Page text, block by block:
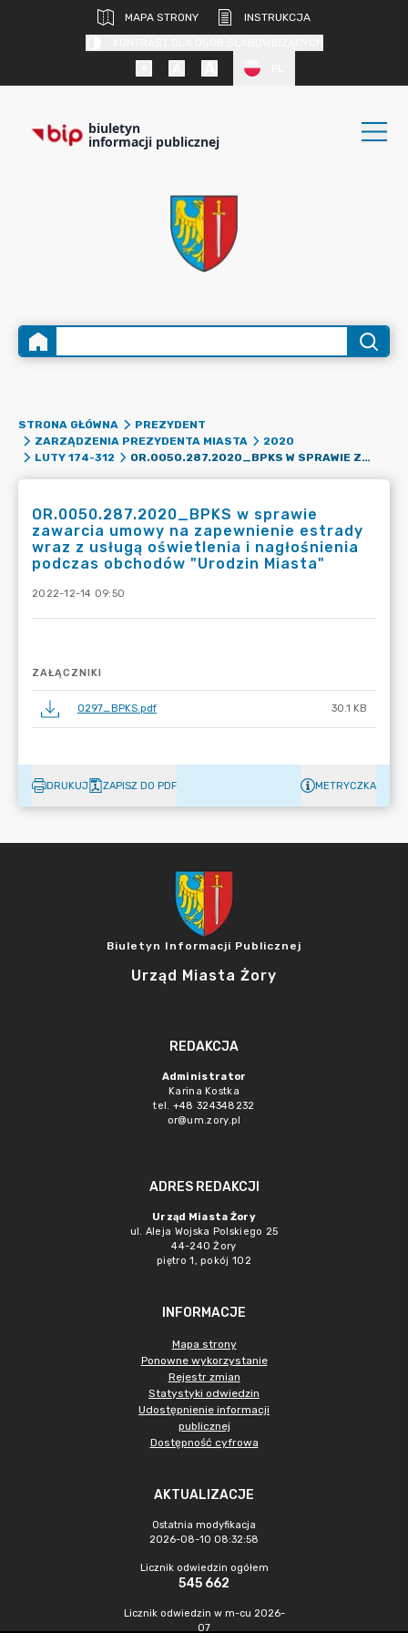
MAPA STRONY
INSTRUKCJA
biuletyn
informacji publicznej
STRONA GŁÓWNA
PREZYDENT
ZARZĄDZENIA PREZYDENTA MIASTA
2020
LUTY 174-312
OR.0050.287.2020_BPKS W SPRAWIE ZAWARCIA UMOWY NA ZAPEWNIENIE ESTRADY WRAZ Z USŁUGĄ OŚWIETLENIA I NAGŁOŚNIENIA PODCZAS OBCHODÓW "URODZIN MIASTA"
OR.0050.287.2020_BPKS w sprawie
zawarcia umowy na zapewnienie estrady
wraz z usługą oświetlenia i nagłośnienia
podczas obchodów "Urodzin Miasta"
2022-12-14 09:50
ZAŁĄCZNIKI
0297_BPKS.pdf 30.1 KB
DRUKUJ ZAPISZ DO PDF METRYCZKA
Biuletyn Informacji Publicznej
Urząd Miasta Żory
REDAKCJA
Administrator
Karina Kostka
tel. +48 324348232
or@um.zory.pl
ADRES REDAKCJI
Urząd Miasta Żory
ul. Aleja Wojska Polskiego 25
44-240 Żory
piętro 1, pokój 102
INFORMACJE
Mapa strony
Ponowne wykorzystanie
Rejestr zmian
Statystyki odwiedzin
Udostępnienie informacji
publicznej
Dostępność cyfrowa
AKTUALIZACJE
Ostatnia modyfikacja
2026-08-10 08:32:58
Licznik odwiedzin ogółem
545 662
Licznik odwiedzin w m-cu 2026-
07